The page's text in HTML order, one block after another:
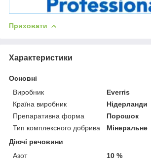
Приховати
Характеристики
Основні
Виробник
Everris
Країна виробник
Нідерланди
Препаративна форма
Порошок
Тип комплексного добрива
Мінеральне
Діючі речовини
Азот
10 %